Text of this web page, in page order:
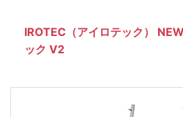
IROTEC（アイロテック）
ック V2